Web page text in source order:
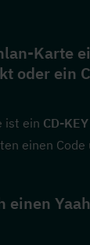
Karte
oder ein
ist ein CD-
einen
einen